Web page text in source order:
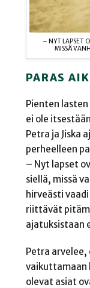
– NYT LAPSET
MISSÄ
PARAS
Pienten
ei ole
Petra ja Jiska
perheelleen
– Nyt lapset
siellä, missä
hirveästi
riittävät
ajatuksistaan
Petra arvelee,
vaikuttamaan
olevat asiat